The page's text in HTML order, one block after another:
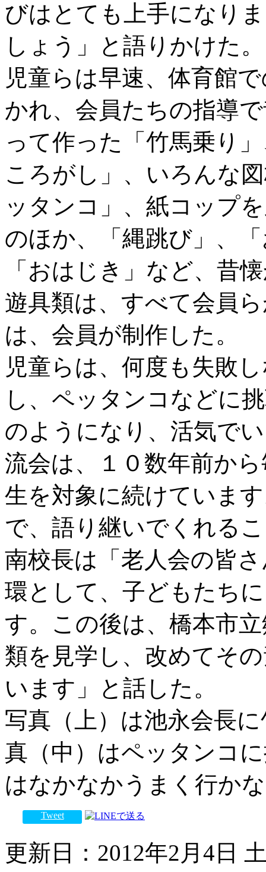
びはとても上手になり
しょう」と語りかけた。
児童らは早速、体育館
かれ、会員たちの指導
って作った「竹馬乗り
ころがし」、いろんな
ッタンコ」、紙コップ
のほか、「縄跳び」、
「おはじき」など、昔
遊具類は、すべて会員
は、会員が制作した。
児童らは、何度も失敗
し、ペッタンコなどに
のようになり、活気で
流会は、１０数年前か
生を対象に続けていま
で、語り継いでくれる
南校長は「老人会の皆
環として、子どもたち
す。この後は、橋本市
類を見学し、改めてそ
います」と話した。
写真（上）は池永会長
真（中）はペッタンコ
はなかなかうまく行か
Tweet
更新日：2012年2月4日